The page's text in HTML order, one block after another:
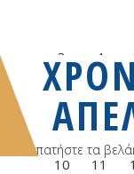
3 4
10 11
πατήστε τα